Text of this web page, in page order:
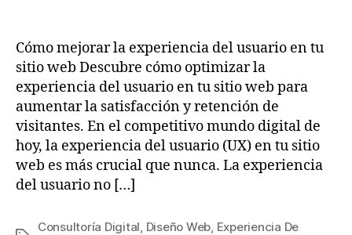
Cómo mejorar la experiencia del usuario en tu
sitio web Descubre cómo optimizar la
experiencia del usuario en tu sitio web para
aumentar la satisfacción y retención de
visitantes. En el competitivo mundo digital de
hoy, la experiencia del usuario (UX) en tu sitio
web es más crucial que nunca. La experiencia
del usuario no […]
Consultoría Digital, Diseño Web, Experiencia De